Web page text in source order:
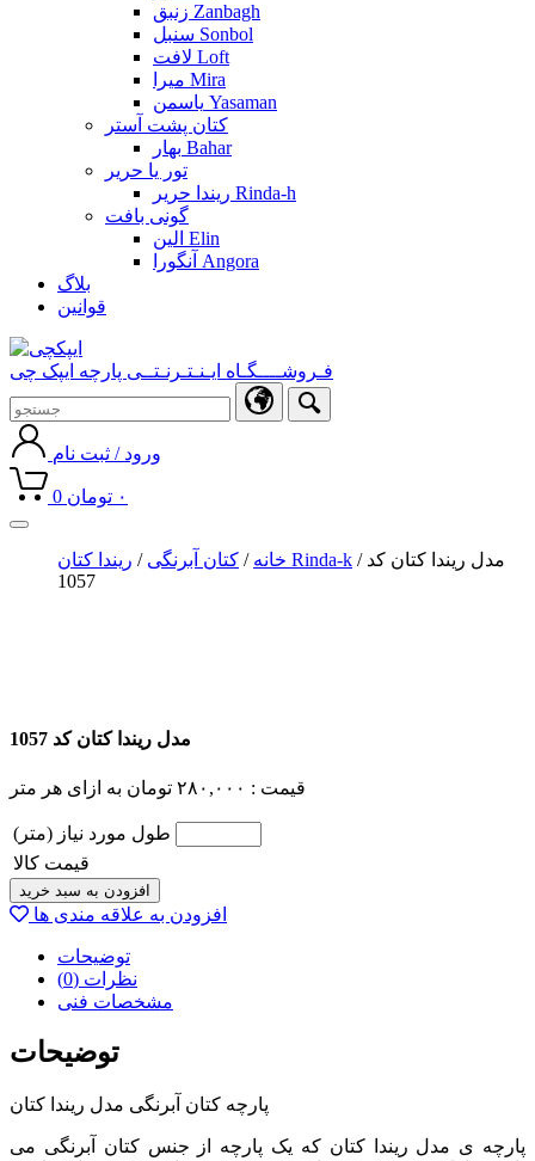
زنبق Zanbagh
سنبل Sonbol
لافت Loft
میرا Mira
یاسمن Yasaman
کتان پشت آستر
بهار Bahar
تور یا حریر
ریندا حریر Rinda-h
گونی بافت
الین Elin
آنگورا Angora
بلاگ
قوانین
فـروشــــگـاه ایـنـتـرنـتــی پارچه ایپک چی
ورود / ثبت نام
0 ۰ تومان
Toggle
navigation
خانه / کتان آبرنگی / ریندا کتان Rinda-k / مدل ریندا کتان کد
1057
مدل ریندا کتان کد 1057
قیمت : ۲۸۰,۰۰۰ تومان به ازای هر متر
طول مورد نیاز (متر)
قیمت کالا
افزودن به سبد خرید
افزودن به علاقه مندی ها
توضیحات
نظرات (0)
مشخصات فنی
توضیحات
پارچه کتان آبرنگی مدل ریندا کتان
پارچه ی مدل ریندا کتان که یک پارچه از جنس کتان آبرنگی می